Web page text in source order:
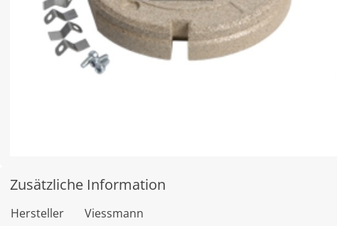
Zusätzliche Information
Hersteller Viessmann